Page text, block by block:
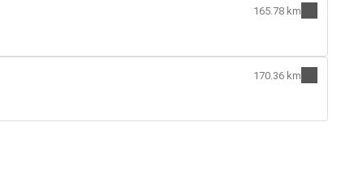
165.78 km
170.36 km